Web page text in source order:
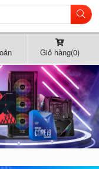
Giỏ hàng(0)